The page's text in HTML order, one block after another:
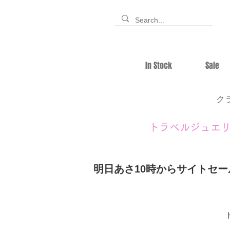
In Stock Sale
ク
トラベルジュエ
明日あさ10時からサイトセ